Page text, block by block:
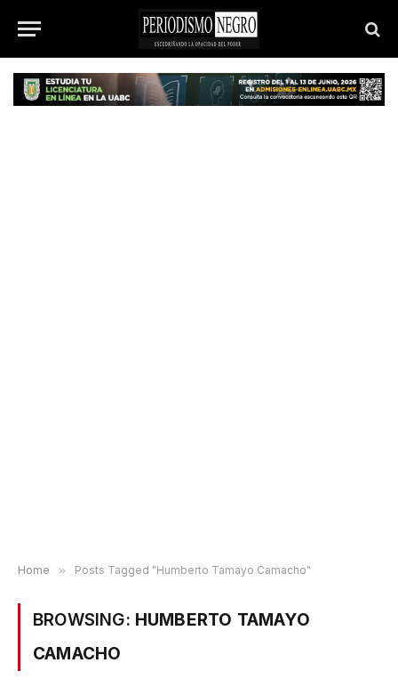
Home » Posts Tagged "Humberto Tamayo Camacho"
BROWSING: HUMBERTO TAMAYO
CAMACHO